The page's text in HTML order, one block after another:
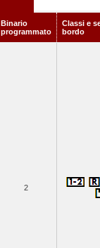
Binario
programmato
Classi e
bordo
2